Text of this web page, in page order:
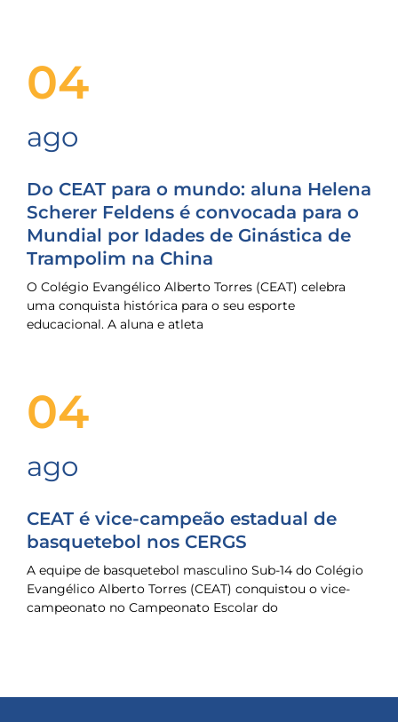
04
ago
Do CEAT para o mundo: aluna Helena
Scherer Feldens é convocada para o
Mundial por Idades de Ginástica de
Trampolim na China
O Colégio Evangélico Alberto Torres (CEAT) celebra
uma conquista histórica para o seu esporte
educacional. A aluna e atleta
04
ago
CEAT é vice-campeão estadual de
basquetebol nos CERGS
A equipe de basquetebol masculino Sub-14 do Colégio
Evangélico Alberto Torres (CEAT) conquistou o vice-
campeonato no Campeonato Escolar do